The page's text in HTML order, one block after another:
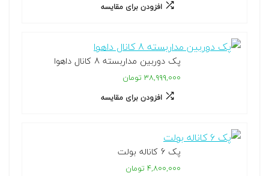
افزودن برای مقایسه
پک دوربین مداربسته 8 کانال داهوا
۳۸,۹۹۹,۰۰۰ تومان
افزودن برای مقایسه
پک 6 کاناله بولت
۴,۸۰۰,۰۰۰ تومان